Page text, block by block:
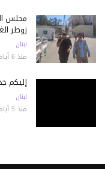
مجلس
زوطر
لبنان
منذ 6 أيام
إليكم
لبنان
منذ 5 أيام